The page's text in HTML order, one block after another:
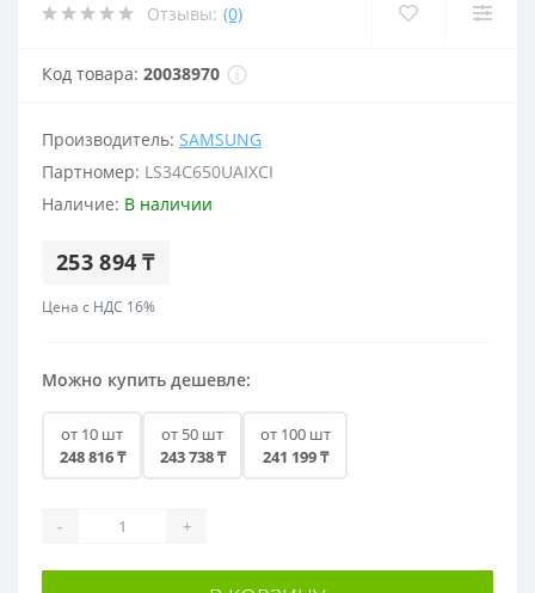
Отзывы: (0)
Код товара: 20038970
Производитель: SAMSUNG
Партномер: LS34C650UAIXCI
Наличие: В наличии
253 894 ₸
Цена с НДС 16%
Можно купить дешевле:
от 10 шт
248 816 ₸
от 50 шт
243 738 ₸
от 100 шт
241 199 ₸
- +